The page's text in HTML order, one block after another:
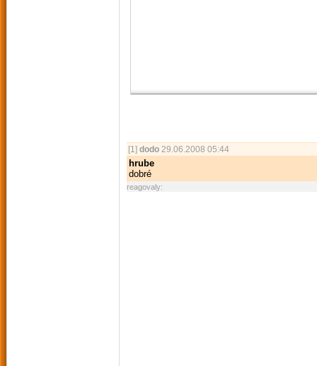
[1] dodo 29.06.2008 05:44
hrube
dobré
reagovaly: